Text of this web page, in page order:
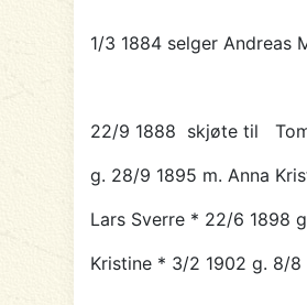
1/3 1884 selgerAndreas
22/9 1888 skjøte til
g. 28/9 1895 m. Anna
Lars Sverre * 22/6 1898
Kristine * 3/2 1902 g. 8/8